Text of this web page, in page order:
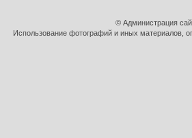
© Администрация
Использование фотографий и иных материалов,